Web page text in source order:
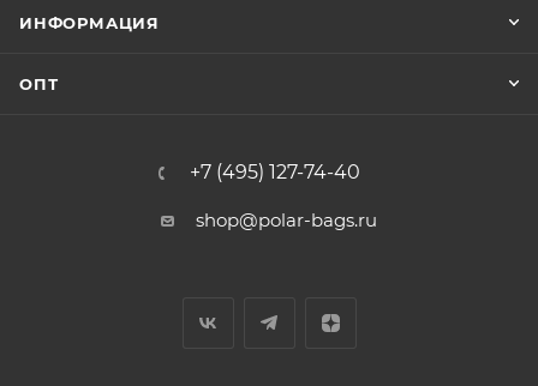
ИНФОРМАЦИЯ
ОПТ
+7 (495) 127-74-40
shop@polar-bags.ru